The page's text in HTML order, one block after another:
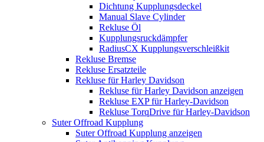
Dichtung Kupplungsdeckel
Manual Slave Cylinder
Rekluse Öl
Kupplungsruckdämpfer
RadiusCX Kupplungsverschleißkit
Rekluse Bremse
Rekluse Ersatzteile
Rekluse für Harley Davidson
Rekluse für Harley Davidson anzeigen
Rekluse EXP für Harley-Davidson
Rekluse TorqDrive für Harley-Davidson
Suter Offroad Kupplung
Suter Offroad Kupplung anzeigen